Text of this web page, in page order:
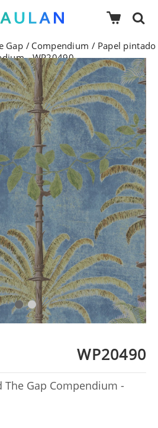
Gap / Compendium / Papel pintado
- WP20490
WP20490
Gap Compendium -